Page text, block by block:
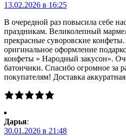
13.02.2026 в 16:25
В очередной раз повысила себе
праздникам. Великолепный
прекрасные суворовские
оригинальное оформление
конфеты » Народный закусон».
батончики. Спасибо огромное за
покупателям! Доставка
Дарья:
30.01.2026 в 21:48